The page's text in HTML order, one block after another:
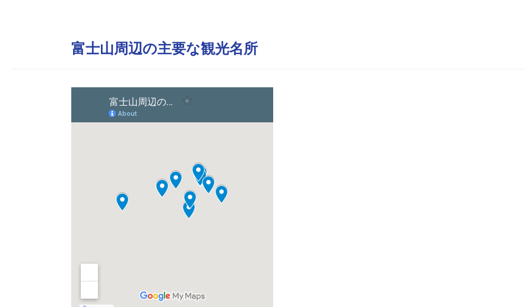
富士山周辺の主要な観光名所